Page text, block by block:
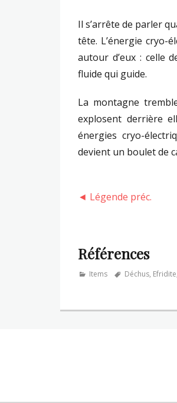
Il s’arrête de parler
tête. L’énergie cryo-
autour d’eux : celle
fluide qui guide.
La montagne
explosent derrière
énergies cryo-
devient un boulet de
◄ Légende préc.
Références
Categories
Items TagsDéchus, Efridite